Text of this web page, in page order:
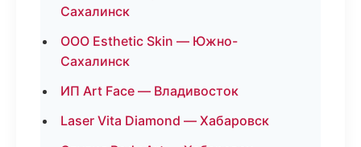
Сахалинск
ООО Esthetic Skin — Южно-
Сахалинск
ИП Art Face — Владивосток
Laser Vita Diamond — Хабаровск